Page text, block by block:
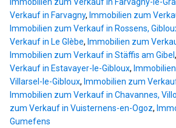
Immobilien zum Verkauf in Farvagny-le-
Verkauf in Farvagny, Immobilien zum
Immobilien zum Verkauf in Rossens,
Verkauf in Le Glèbe, Immobilien zum
Immobilien zum Verkauf in Stäffis am Gibel ,
Verkauf in Estavayer-le-Gibloux,
Villarsel-le-Gibloux, Immobilien zum
Immobilien zum Verkauf in Chavannes,
zum Verkauf in Vuisternens-en-Ogoz,
Gumefens